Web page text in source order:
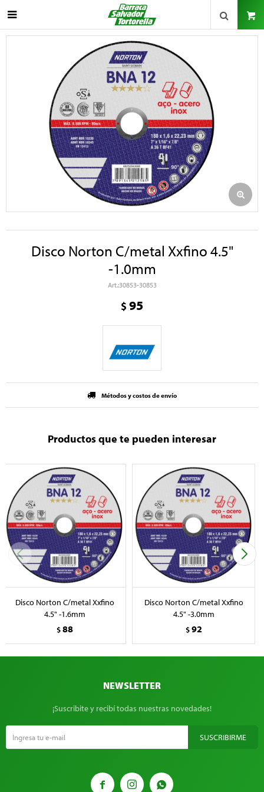

Disco Norton C/metal Xxfino 4.5"
-1.0mm
30853-30853
$ 95
Métodos y costos de envío
Productos que te pueden interesar
Disco Norton C/metal Xxfino
4.5" -1.6mm
$ 88
Disco Norton C/metal Xxfino
4.5" -3.0mm
$ 92
  
NEWSLETTER
¡Suscribite y recibí todas nuestras novedades!
SUSCRIBIRME